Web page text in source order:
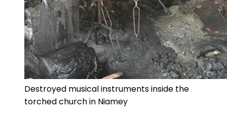
Destroyed musical instruments inside the
torched church in Niamey